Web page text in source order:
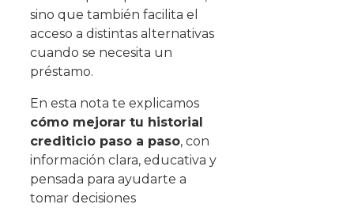
sino que también facilita el
acceso a distintas alternativas
cuando se necesita un
préstamo.
En esta nota te explicamos
cómo mejorar tu historial
crediticio paso a paso, con
información clara, educativa y
pensada para ayudarte a
tomar decisiones